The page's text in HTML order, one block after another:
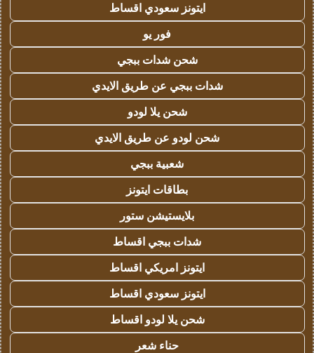
ايتونز سعودي اقساط
فور يو
شحن شدات ببجي
شدات ببجي عن طريق الايدي
شحن يلا لودو
شحن لودو عن طريق الايدي
شعبية ببجي
بطاقات ايتونز
بلايستيشن ستور
شدات ببجي اقساط
ايتونز امريكي اقساط
ايتونز سعودي اقساط
شحن يلا لودو اقساط
حناء شعر